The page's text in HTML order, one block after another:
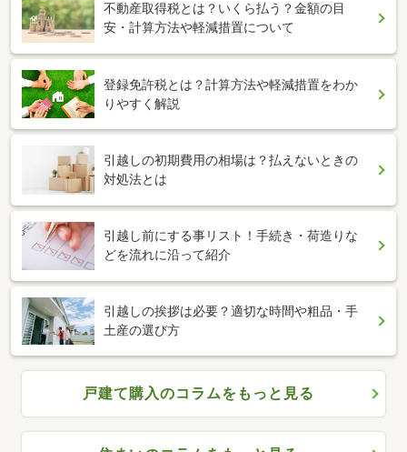
不動産取得税とは？いくら払う？金額の目
安・計算方法や軽減措置について
登録免許税とは？計算方法や軽減措置をわか
りやすく解説
引越しの初期費用の相場は？払えないときの
対処法とは
引越し前にする事リスト！手続き・荷造りな
どを流れに沿って紹介
引越しの挨拶は必要？適切な時間や粗品・手
土産の選び方
戸建て購入のコラムをもっと見る